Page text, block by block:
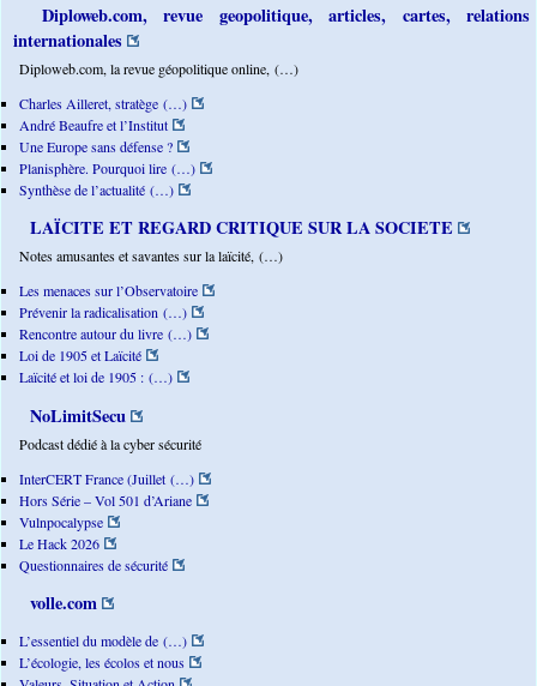
Diploweb.com, revue geopolitique, articles, cartes, relations
internationales
Diploweb.com, la revue géopolitique online, (…)
Charles Ailleret, stratège (…)
André Beaufre et l’Institut
Une Europe sans défense ?
Planisphère. Pourquoi lire (…)
Synthèse de l’actualité (…)
LAÏCITE ET REGARD CRITIQUE SUR LA SOCIETE
Notes amusantes et savantes sur la laïcité, (…)
Les menaces sur l’Observatoire
Prévenir la radicalisation (…)
Rencontre autour du livre (…)
Loi de 1905 et Laïcité
Laïcité et loi de 1905 : (…)
NoLimitSecu
Podcast dédié à la cyber sécurité
InterCERT France (Juillet (…)
Hors Série – Vol 501 d’Ariane
Vulnpocalypse
Le Hack 2026
Questionnaires de sécurité
volle.com
L’essentiel du modèle de (…)
L’écologie, les écolos et nous